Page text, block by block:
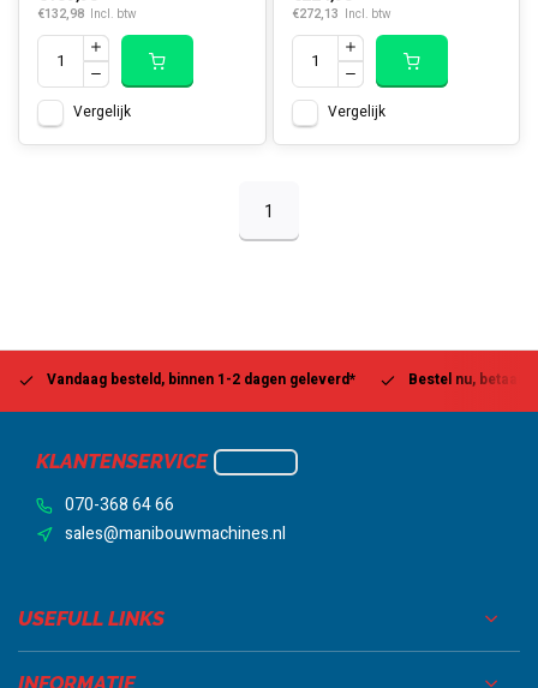
€132,98 Incl. btw
Vergelijk
€272,13 Incl. btw
Vergelijk
1
Vandaag besteld, binnen 1-2 dagen geleverd* Bestel nu, betaal
KLANTENSERVICE
070-368 64 66
sales@manibouwmachines.nl
USEFULL LINKS
INFORMATIE